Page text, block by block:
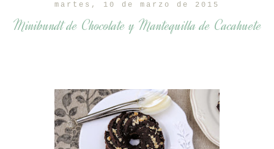
martes, 10 de marzo de 2015
Minibundt de Chocolate y Mantequilla de Cacahuete